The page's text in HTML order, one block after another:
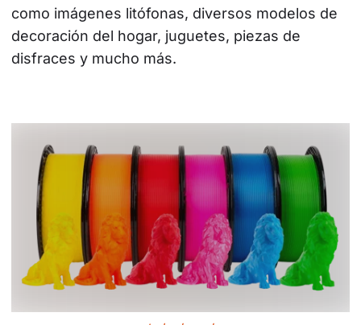
como imágenes litófonas, diversos modelos de
decoración del hogar, juguetes, piezas de
disfraces y mucho más.